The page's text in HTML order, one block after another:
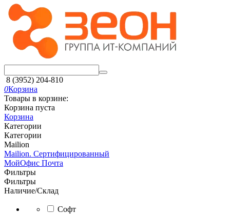
8 (3952) 204-810
0Корзина
Товары в корзине:
Корзина пуста
Корзина
Категории
Категории
Mailion
Mailion. Сертифицированный
МойОфис Почта
Фильтры
Фильтры
Наличие/Склад
Софт